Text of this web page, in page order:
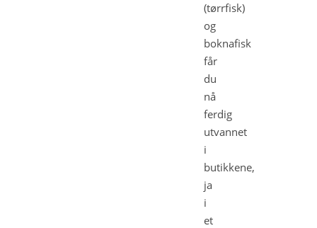
(tørrfisk)
og
boknafisk
får
du
nå
ferdig
utvannet
i
butikkene,
ja
i
et